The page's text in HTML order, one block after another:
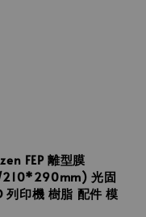
FEP 離型膜
光固
列印機 樹脂 配件 模